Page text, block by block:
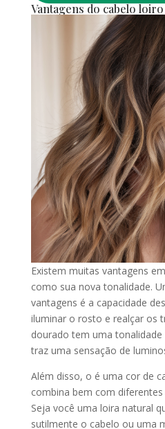
Vantagens do cabelo
Existem muitas vantagens
como sua nova tonalidade.
vantagens é a capacidade
iluminar o rosto e realçar os
dourado tem uma
traz uma sensação de
Além disso, o é uma cor de
combina bem com
Seja você uma loira natural
sutilmente o cabelo ou uma